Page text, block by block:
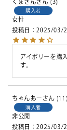
くまさん 3
購入者
女性
投稿日
2025/03/
アイボリーを購
す。
ちゃんあー 11
購入者
非公開
投稿日
2025/03/